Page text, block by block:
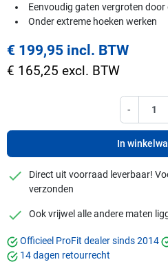
Eenvoudig gaten vergroten
Onder extreme hoeken werken
€ 199,95 incl. BTW
€ 165,25 excl. BTW
-
In
checkmark
Direct uit voorraad leverbaar!
verzonden
checkmark
Ook vrijwel alle andere maten
Officieel ProFit dealer sinds 2014
14 dagen retourrecht